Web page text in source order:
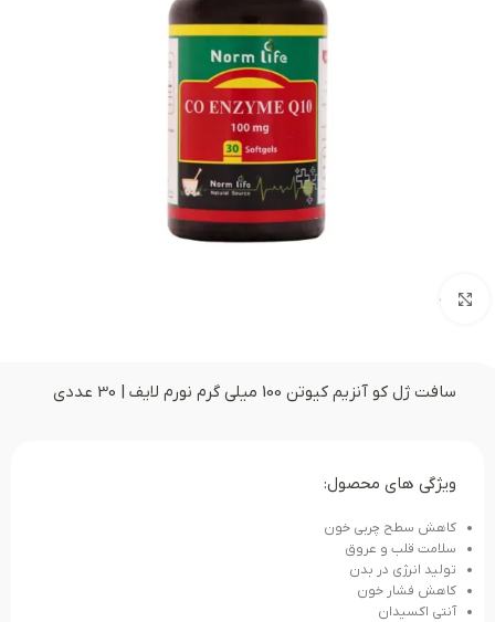
بزرگنمایی تصویر
سافت ژل کو آنزیم کیوتن 100 میلی گرم نورم لایف | 30 عددی
ویژگی های محصول:
کاهش سطح چربی خون
سلامت قلب و عروق
تولید انرژی در بدن
کاهش فشار خون
آنتی اکسیدان